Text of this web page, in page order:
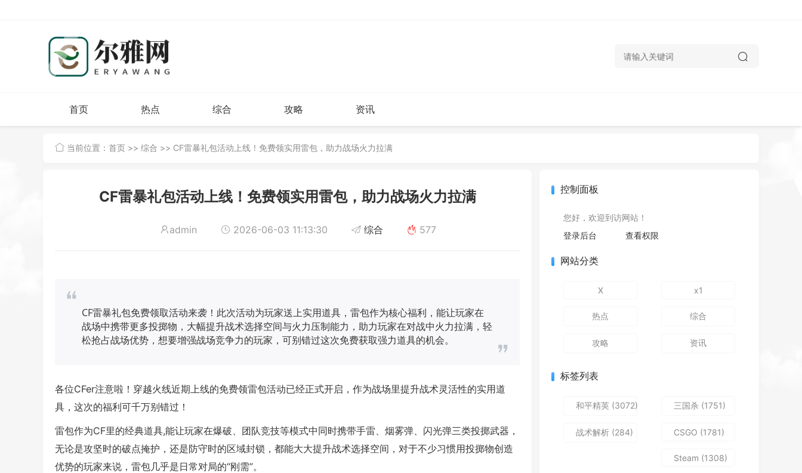
首页 热点 综合 攻略 资讯
当前位置： 首页 >> 综合 >> CF雷暴礼包活动上线！免费领实用雷包，助力战场火力拉满
CF雷暴礼包活动上线！免费领实用雷包，助力战场火力拉满
admin 2026-06-03 11:13:30 综合 577
CF雷暴礼包免费领取活动来袭！此次活动为玩家送上实用道具，雷包作为核心福利，能让玩家在
战场中携带更多投掷物，大幅提升战术选择空间与火力压制能力，助力玩家在对战中火力拉满，轻
松抢占战场优势，想要增强战场竞争力的玩家，可别错过这次免费获取强力道具的机会。
各位CFer注意啦！穿越火线近期上线的免费领雷包活动已经正式开启，作为战场里提升战术灵活性的实用道
具，这次的福利可千万别错过！
雷包作为CF里的经典道具,能让玩家在爆破、团队竞技等模式中同时携带手雷、烟雾弹、闪光弹三类投掷武器，
无论是攻坚时的破点掩护，还是防守时的区域封锁，都能大大提升战术选择空间，对于不少习惯用投掷物创造
优势的玩家来说，雷包几乎是日常对局的“刚需”。
控制面板
您好，欢迎到访网站！
登录后台
查看权限
网站分类
X x1
热点 综合
攻略 资讯
标签列表
和平精英 (3072) 三国杀 (1751)
战术解析 (284) CSGO (1781)
Steam (1308)